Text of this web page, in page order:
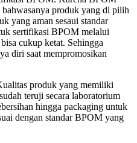
bahwasanya produk yang di pilih
yang aman sesaui standar
sertifikasi BPOM melalui
cukup ketat. Sehingga
diri saat mempromosikan
produk yang memiliki
teruji secara laboratorium
hingga packaging untuk
dengan standar BPOM yang